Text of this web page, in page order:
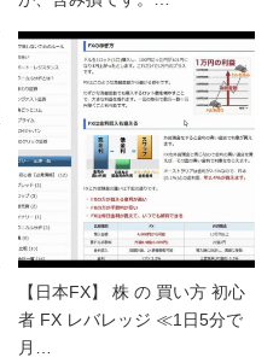
【日本FX】 株 の 買い方 初心
者 FX レバレッジ ≪1日5分で
月…